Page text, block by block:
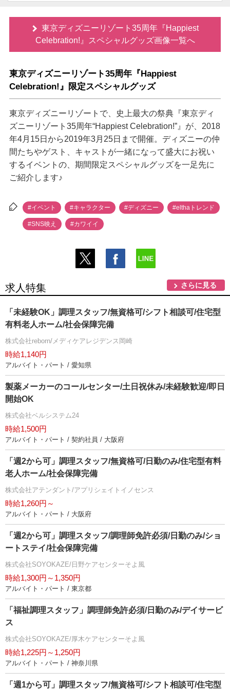
東京ディズニーリゾート35周年『Happiest
Celebration!』スペシャルグッズ画像一覧へ
東京ディズニーリゾート35周年『Happiest
Celebration!』限定スペシャルグッズ
東京ディズニーリゾートで、史上最大の祭典『東京ディ
ズニーリゾート35周年“Happiest Celebration!”』が、2018
年4月15日から2019年3月25日まで開催。ディズニーの仲
間たちやゲスト、キャストが一緒になって盛大にお祝い
するイベントの、期間限定スペシャルグッズを一足先に
ご紹介します♪
#イベント #キャラクター #ディズニー #elthaトレンド
#SNS映え #カワイイ
求人特集 さらに見る
「未経験OK」調理スタッフ/無資格可/シフト相談可/住宅型
有料老人ホーム/社会保障完備
株式会社reborn/メディケアレジデンス岡崎
時給1,140円
アルバイト・パート / 愛知県
製薬メーカーのコールセンター/土日祝休み/未経験歓迎/即日
開始OK
株式会社ベルシステム24
時給1,500円
アルバイト・パート / 契約社員 / 大阪府
「週2から可」調理スタッフ/無資格可/日勤のみ/住宅型有料
老人ホーム/社会保障完備
株式会社アテンダント/アプリシェイトイノセンス
時給1,260円～
アルバイト・パート / 大阪府
「週2から可」調理スタッフ/調理師免許必須/日勤のみ/ショ
ートステイ/社会保障完備
株式会社SOYOKAZE/日野ケアセンターそよ風
時給1,300円～1,350円
アルバイト・パート / 東京都
「福祉調理スタッフ」調理師免許必須/日勤のみ/デイサービ
ス
株式会社SOYOKAZE/厚木ケアセンターそよ風
時給1,225円～1,250円
アルバイト・パート / 神奈川県
「週1から可」調理スタッフ/無資格可/シフト相談可/住宅型